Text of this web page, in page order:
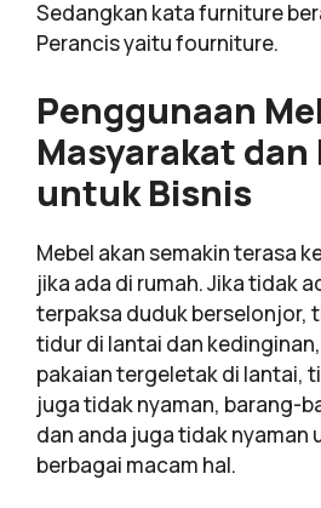
Sedangkan kata furniture
Perancis yaitu fourniture.
Penggunaan
Masyarakat dan
untuk Bisnis
Mebel akan semakin terasa
jika ada di rumah. Jika tidak
terpaksa duduk berselonjor,
tidur di lantai dan
pakaian tergeletak di lantai,
juga tidak nyaman, barang-
dan anda juga tidak nyaman
berbagai macam hal.